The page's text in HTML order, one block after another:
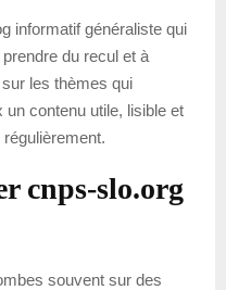
informatif généraliste qui
prendre du recul et à
les thèmes qui
un contenu utile, lisible et
cnps-slo.org
souvent sur des